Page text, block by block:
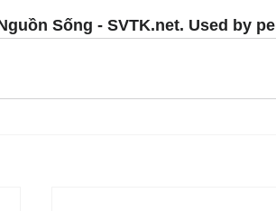
Sống - SVTK.net. Used by